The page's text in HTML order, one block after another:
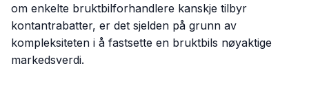
om enkelte bruktbilforhandlere kanskje tilbyr
kontantrabatter, er det sjelden på grunn av
kompleksiteten i å fastsette en bruktbils nøyaktige
markedsverdi.